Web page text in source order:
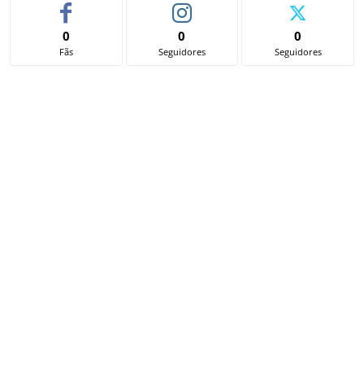
0
Fãs
0
Seguidores
0
Seguidores